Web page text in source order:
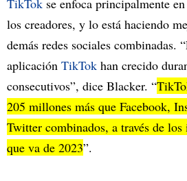
TikTok se enfoca principalmente
los creadores, y lo está haciendo
demás redes sociales combinadas.
aplicación TikTok han crecido
consecutivos”, dice Blacker. “
205 millones más que Facebook,
Twitter combinados, a través de
que va de 2023”.